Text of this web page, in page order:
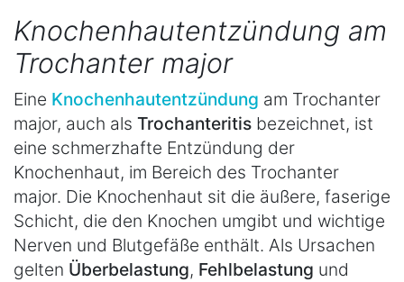
Knochenhautentzündung am
Trochanter major
Eine Knochenhautentzündung am Trochanter
major, auch als Trochanteritis bezeichnet, ist
eine schmerzhafte Entzündung der
Knochenhaut, im Bereich des Trochanter
major. Die Knochenhaut sit die äußere, faserige
Schicht, die den Knochen umgibt und wichtige
Nerven und Blutgefäße enthält. Als Ursachen
gelten Überbelastung, Fehlbelastung und